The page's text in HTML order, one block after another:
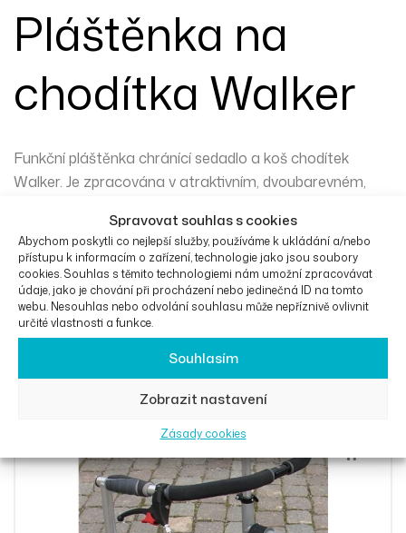
Spravovat souhlas s cookies
Abychom poskytli co nejlepší služby, používáme k ukládání a/nebo
přístupu k informacím o zařízení, technologie jako jsou soubory
cookies. Souhlas s těmito technologiemi nám umožní zpracovávat
údaje, jako je chování při procházení nebo jedinečná ID na tomto
webu. Nesouhlas nebo odvolání souhlasu může nepříznivě ovlivnit
určité vlastnosti a funkce.
Souhlasím
Zobrazit nastavení
Zásady cookies
Pláštěnka na
chodítka Walker
Funkční pláštěnka chránící sedadlo a koš chodítek
Walker. Je zpracována v atraktivním, dvoubarevném,
Podobné produkty